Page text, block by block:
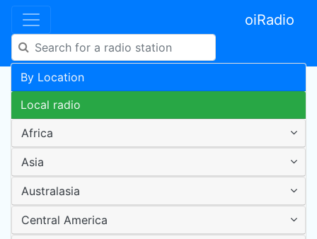
oiRadio
By Location
Local radio
Africa
Asia
Australasia
Central America